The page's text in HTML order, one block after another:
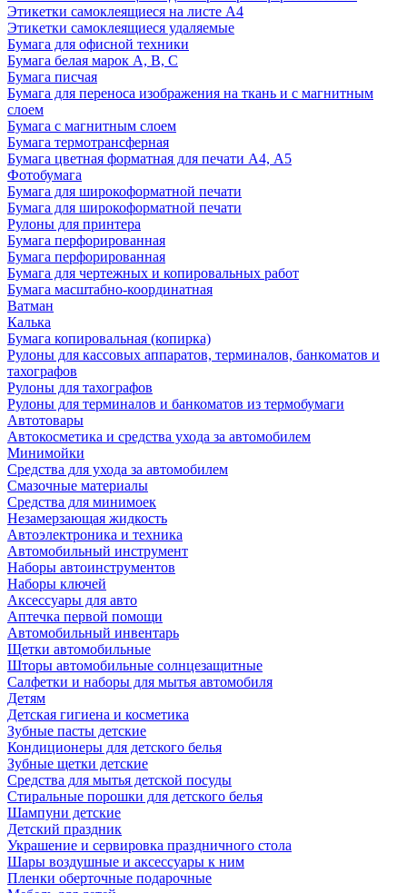
Этикетки самоклеящиеся на листе А4
Этикетки самоклеящиеся удаляемые
Бумага для офисной техники
Бумага белая марок А, В, С
Бумага писчая
Бумага для переноса изображения на ткань и с магнитным
слоем
Бумага с магнитным слоем
Бумага термотрансферная
Бумага цветная форматная для печати А4, А5
Фотобумага
Бумага для широкоформатной печати
Бумага для широкоформатной печати
Рулоны для принтера
Бумага перфорированная
Бумага перфорированная
Бумага для чертежных и копировальных работ
Бумага масштабно-координатная
Ватман
Калька
Бумага копировальная (копирка)
Рулоны для кассовых аппаратов, терминалов, банкоматов и
тахографов
Рулоны для тахографов
Рулоны для терминалов и банкоматов из термобумаги
Автотовары
Автокосметика и средства ухода за автомобилем
Минимойки
Средства для ухода за автомобилем
Смазочные материалы
Средства для минимоек
Незамерзающая жидкость
Автоэлектроника и техника
Автомобильный инструмент
Наборы автоинструментов
Наборы ключей
Аксессуары для авто
Аптечка первой помощи
Автомобильный инвентарь
Щетки автомобильные
Шторы автомобильные солнцезащитные
Салфетки и наборы для мытья автомобиля
Детям
Детская гигиена и косметика
Зубные пасты детские
Кондиционеры для детского белья
Зубные щетки детские
Средства для мытья детской посуды
Стиральные порошки для детского белья
Шампуни детские
Детский праздник
Украшение и сервировка праздничного стола
Шары воздушные и аксессуары к ним
Пленки оберточные подарочные